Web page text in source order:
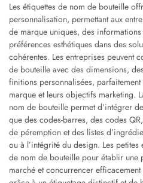
Les étiquettes de nom de bouteille
personnalisation, permettant aux
de marque uniques, des
préférences esthétiques dans des
cohérentes. Les entreprises peuvent
de bouteille avec des dimensions,
finitions personnalisées,
marque et leurs objectifs marketing.
nom de bouteille permet d’intégrer
que des codes-barres, des codes
de péremption et des listes
ou à l’intégrité du design. Les
de nom de bouteille pour établir une
marché et concurrencer